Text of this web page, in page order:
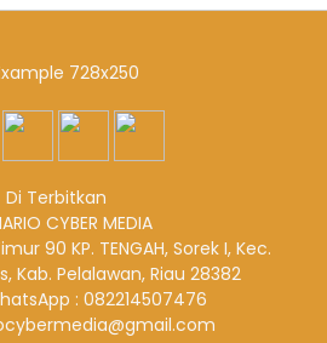
Di Terbitkan
CYBER MEDIA
90 KP. TENGAH, Sorek I, Kec.
Kab. Pelalawan, Riau 28382
: 082214507476